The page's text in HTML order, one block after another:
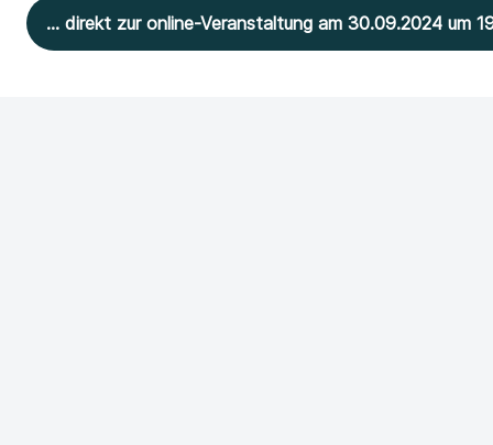
... direkt zur online-Veranstaltung am 30.09.2024 um